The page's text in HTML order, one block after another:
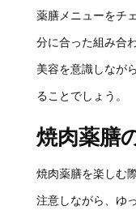
薬膳メニューをチ
分に合った組み合
美容を意識しなが
ることでしょう。
焼肉薬膳
焼肉薬膳を楽しむ
注意しながら、ゆ